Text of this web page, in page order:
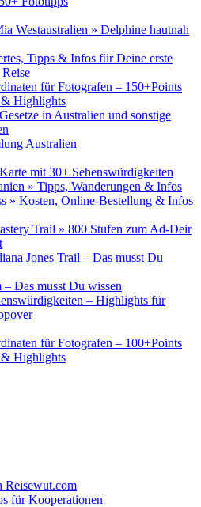
Westaustralien » Delphine hautnah
Tipps & Infos für Deine erste
für Fotografen – 150+Points
Highlights
in Australien und sonstige
Australien
mit 30+ Sehenswürdigkeiten
» Tipps, Wanderungen & Infos
» Kosten, Online-Bestellung & Infos
Trail » 800 Stufen zum Ad-Deir
Jones Trail – Das musst Du
– Das musst Du wissen
– Highlights für
für Fotografen – 100+Points
Highlights
für Kooperationen